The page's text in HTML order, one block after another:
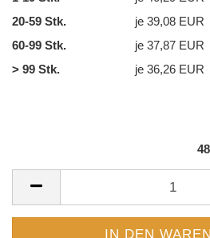
20-59 Stk.
je 39,08 EUR
60-99 Stk.
je 37,87 EUR
> 99 Stk.
je 36,26 EUR